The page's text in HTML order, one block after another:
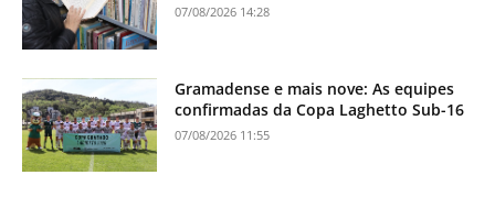
07/08/2026 14:28
Gramadense e mais nove: As equipes
confirmadas da Copa Laghetto Sub-16
07/08/2026 11:55